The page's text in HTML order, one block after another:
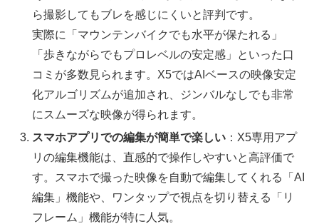
ら撮影してもブレを感じにくいと評判です。
実際に「マウンテンバイクでも水平が保たれる」
「歩きながらでもプロレベルの安定感」といった口
コミが多数見られます。X5ではAIベースの映像安定
化アルゴリズムが追加され、ジンバルなしでも非常
にスムーズな映像が得られます。
スマホアプリでの編集が簡単で楽しい ：X5専用アプ
リの編集機能は、直感的で操作しやすいと高評価で
す。スマホで撮った映像を自動で編集してくれる「AI
編集」機能や、ワンタップで視点を切り替える「リ
フレーム」機能が特に人気。